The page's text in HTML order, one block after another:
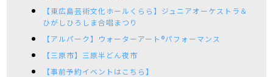
【東広島芸術文化ホールくらら】ジュニアオーケストラ＆
ひがしひろしま合唱まつり
【アルパーク】ウォーターアート®パフォーマンス
【三原市】三原半どん夜市
【事前予約イベントはこちら】